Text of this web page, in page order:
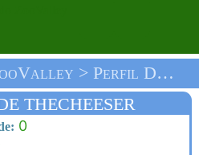
Comunidade ZooValley > Perfil De Thecheeser > Homepage
THECHEESER
0